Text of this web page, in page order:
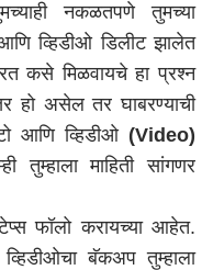
नकळतपणे तुमच्या
व्हिडीओ डिलीट झालेत
कसे मिळवायचे हा प्रश्न
हो असेल तर घाबरण्याची
आणि व्हिडीओ (Video)
माहिती सांगणर
फॉलो करायच्या आहेत.
बॅकअप तुम्हाला